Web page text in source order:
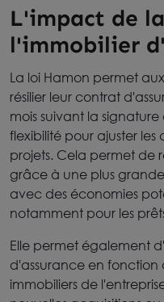
L'impact de
l'immobilier
La loi Hamon permet
résilier leur contrat
mois suivant la
flexibilité pour ajuster les
projets. Cela permet de
grâce à une plus
avec des économies
notamment pour les
Elle permet également
d'assurance en fonction
immobiliers de